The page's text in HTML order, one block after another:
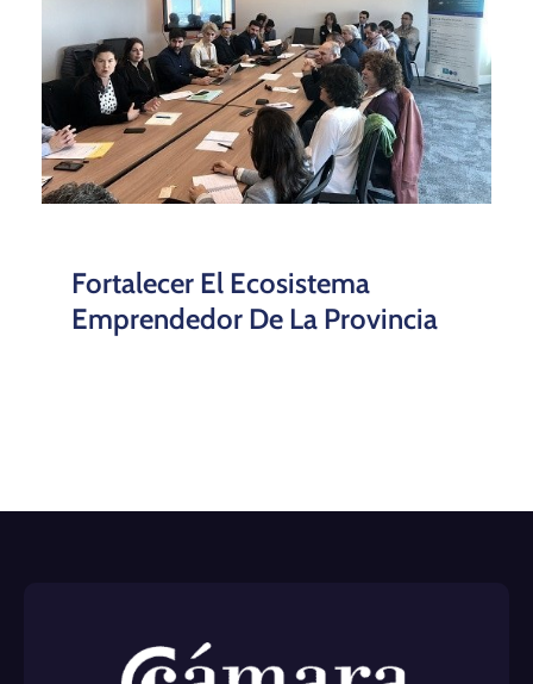
Fortalecer El Ecosistema
Emprendedor De La Provincia